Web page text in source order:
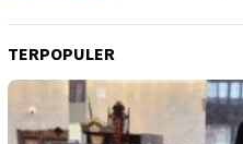
TERPOPULER